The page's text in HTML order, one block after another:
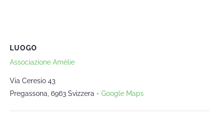
LUOGO
Associazione Amélie
Via Ceresio 43
Pregassona 6963 Svizzera + Google Maps